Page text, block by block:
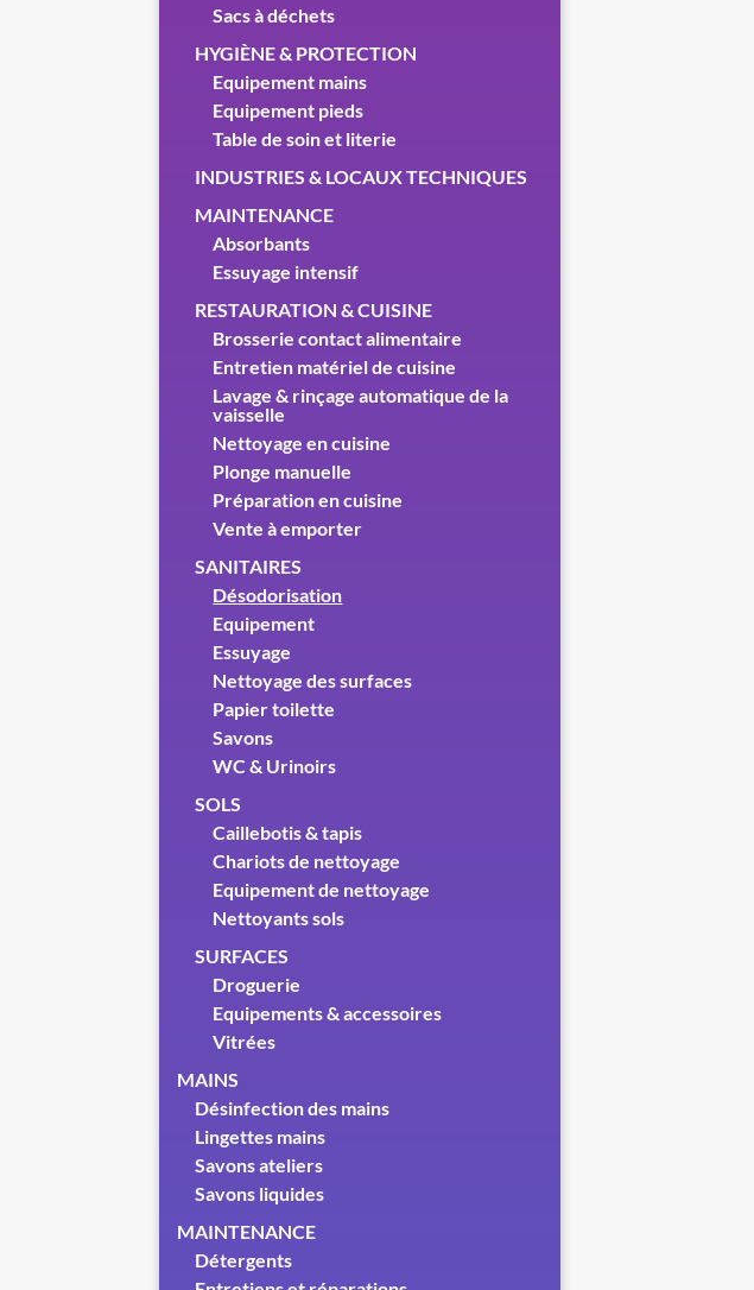
Sacs à déchets
HYGIÈNE & PROTECTION
Equipement mains
Equipement pieds
Table de soin et literie
INDUSTRIES & LOCAUX TECHNIQUES
MAINTENANCE
Absorbants
Essuyage intensif
RESTAURATION & CUISINE
Brosserie contact alimentaire
Entretien matériel de cuisine
Lavage & rinçage automatique de la
vaisselle
Nettoyage en cuisine
Plonge manuelle
Préparation en cuisine
Vente à emporter
SANITAIRES
Désodorisation
Equipement
Essuyage
Nettoyage des surfaces
Papier toilette
Savons
WC & Urinoirs
SOLS
Caillebotis & tapis
Chariots de nettoyage
Equipement de nettoyage
Nettoyants sols
SURFACES
Droguerie
Equipements & accessoires
Vitrées
MAINS
Désinfection des mains
Lingettes mains
Savons ateliers
Savons liquides
MAINTENANCE
Détergents